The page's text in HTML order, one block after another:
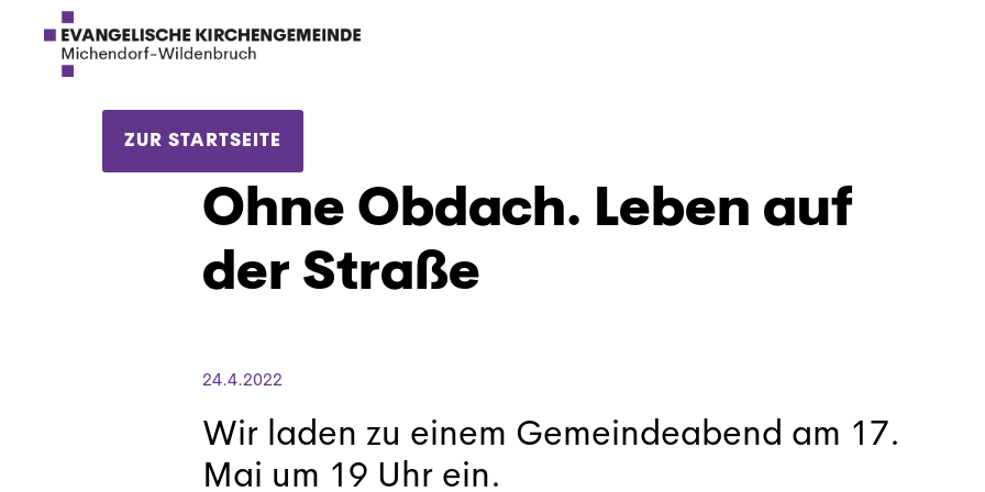
ZUR STARTSEITE
Ohne Obdach. Leben auf
der Straße
24.4.2022
Wir laden zu einem Gemeindeabend am 17.
Mai um 19 Uhr ein.